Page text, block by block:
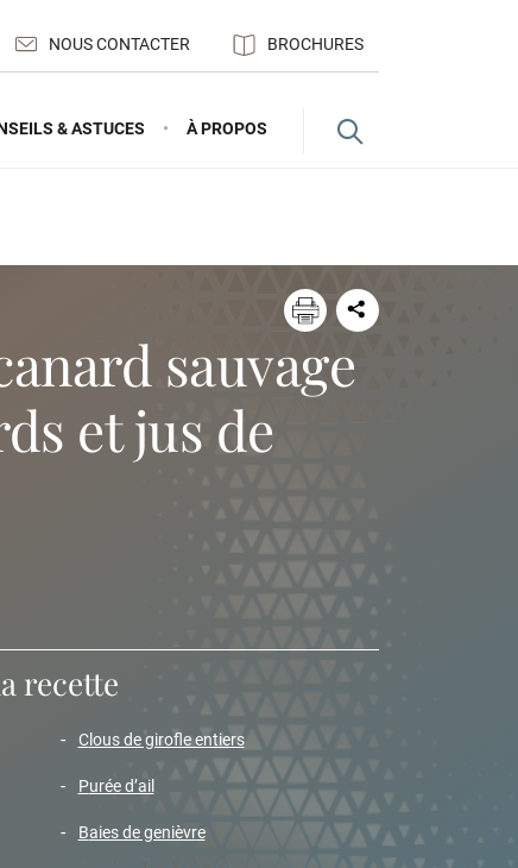
NOUS CONTACTER BROCHURES
& ASTUCES À PROPOS
et jus de
recette
clous de girofle entiers
purée d’ail
baies de genièvre